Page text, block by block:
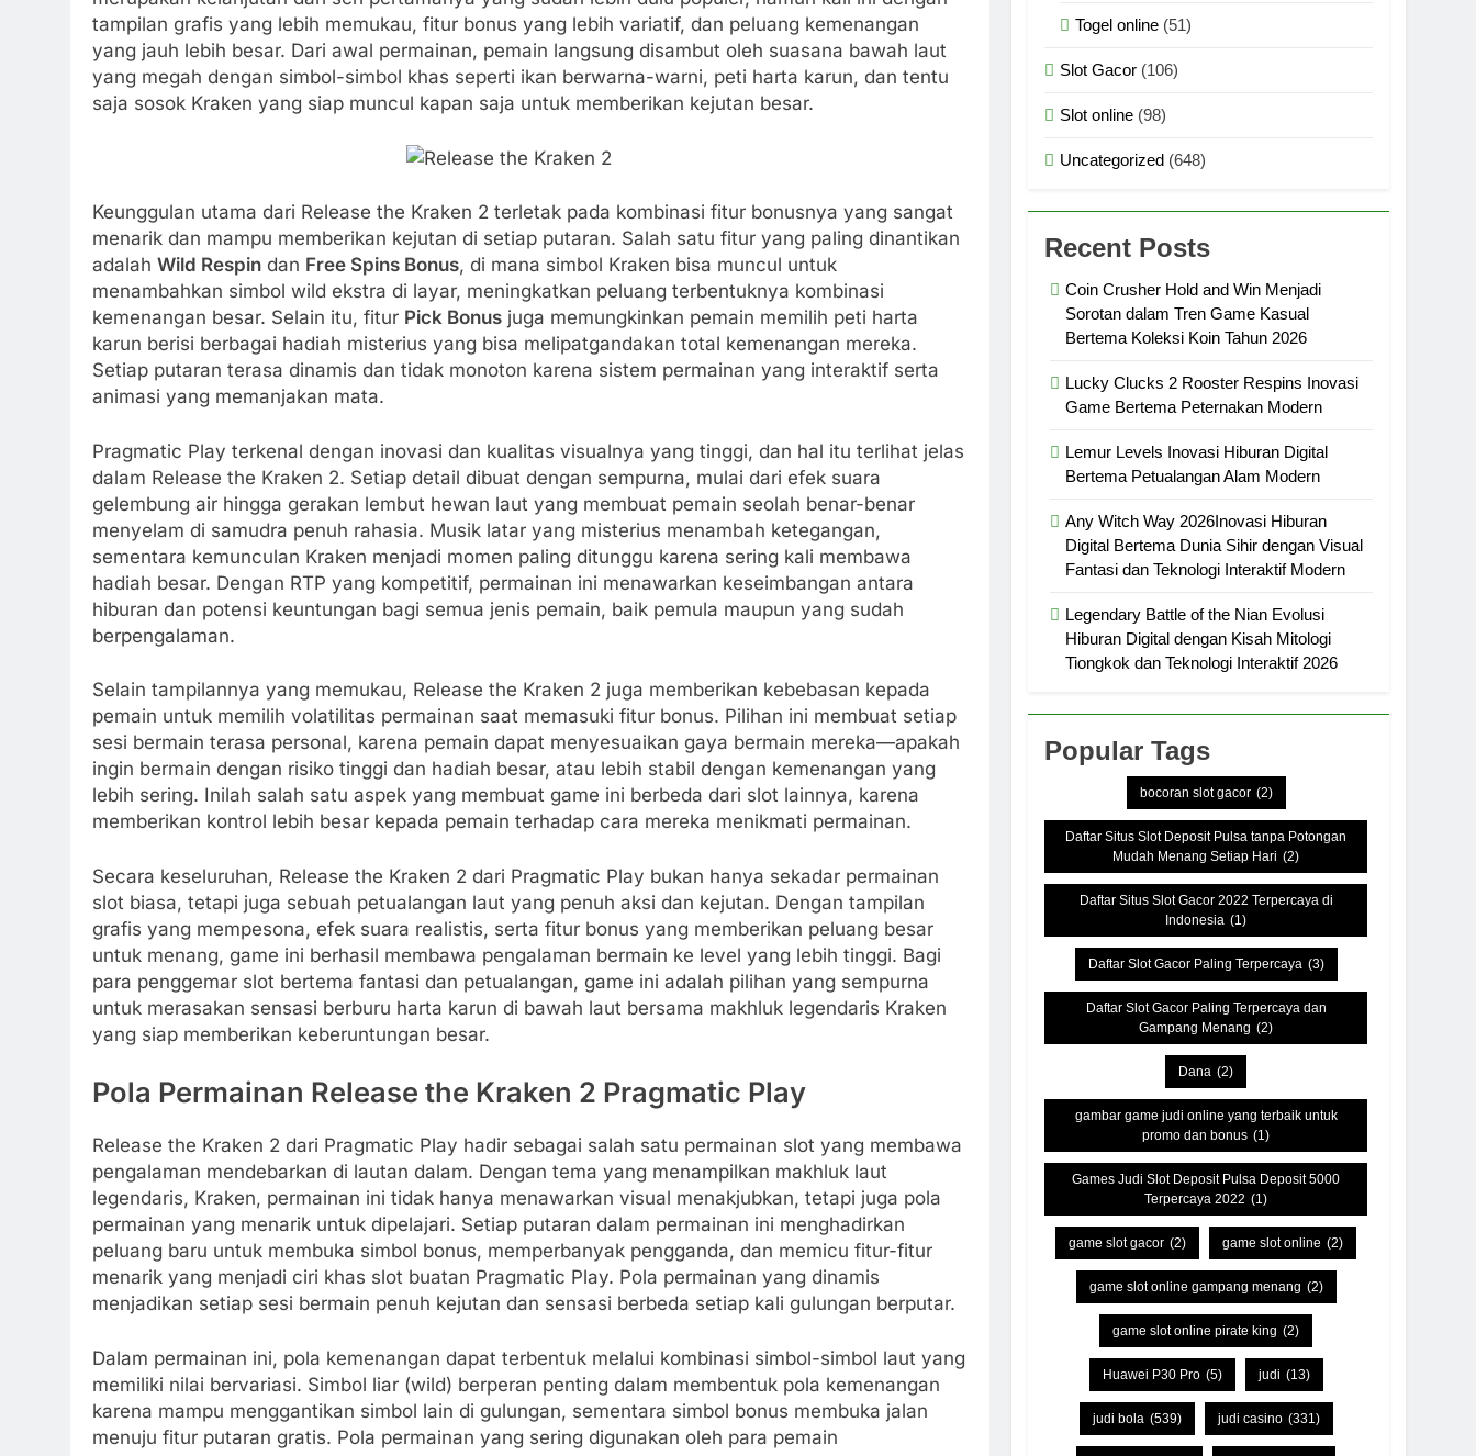
Four Divine Beasts
1 Year Ago
Coin Crusher Hold and Win Menjadi Sorotan dalam Tren Game Kasual Bertema Koleksi Koin Tahun 2026
3 Days Ago
3 Days Ago
2 Weeks Ago
Any Witch Way 2026Inovasi Hiburan Digital Bertema Dunia Sihir dengan Visual Fantasi dan Teknologi Interaktif
Modern
2 Weeks Ago
Legendary Battle of the Nian Evolusi Hiburan Digital dengan Kisah Mitologi Tiongkok dan Teknologi Interaktif 2026
2 Weeks Ago
Los Muertos Locos Menjadi Inspirasi Baru dalam Tren Hiburan Digital Tahun 2026
2 Weeks Ago
Glow Dig Menjadi Tren Baru dalam Hiburan Digital Modern Tahun 2026
2 Weeks Ago
Aztec Shamans Megaways Menjadi Hiburan Digital Modern
2 Weeks Ago
6 Tokens of Gold Mystery Joker Hadir dengan Konsep Petualangan yang Penuh Misteri
2 Weeks Ago
tampilan grafis yang lebih memukau, fitur bonus yang lebih variatif, dan peluang kemenangan
yang jauh lebih besar. Dari awal permainan, pemain langsung disambut oleh suasana bawah laut
yang megah dengan simbol-simbol khas seperti ikan berwarna-warni, peti harta karun, dan tentu
saja sosok Kraken yang siap muncul kapan saja untuk memberikan kejutan besar.
Keunggulan utama dari Release the Kraken 2 terletak pada kombinasi fitur bonusnya yang sangat
menarik dan mampu memberikan kejutan di setiap putaran. Salah satu fitur yang paling dinantikan
adalah Wild Respin dan Free Spins Bonus, di mana simbol Kraken bisa muncul untuk
menambahkan simbol wild ekstra di layar, meningkatkan peluang terbentuknya kombinasi
kemenangan besar. Selain itu, fitur Pick Bonus juga memungkinkan pemain memilih peti harta
karun berisi berbagai hadiah misterius yang bisa melipatgandakan total kemenangan mereka.
Setiap putaran terasa dinamis dan tidak monoton karena sistem permainan yang interaktif serta
animasi yang memanjakan mata.
Pragmatic Play terkenal dengan inovasi dan kualitas visualnya yang tinggi, dan hal itu terlihat jelas
dalam Release the Kraken 2. Setiap detail dibuat dengan sempurna, mulai dari efek suara
gelembung air hingga gerakan lembut hewan laut yang membuat pemain seolah benar-benar
menyelam di samudra penuh rahasia. Musik latar yang misterius menambah ketegangan,
sementara kemunculan Kraken menjadi momen paling ditunggu karena sering kali membawa
hadiah besar. Dengan RTP yang kompetitif, permainan ini menawarkan keseimbangan antara
hiburan dan potensi keuntungan bagi semua jenis pemain, baik pemula maupun yang sudah
berpengalaman.
Selain tampilannya yang memukau, Release the Kraken 2 juga memberikan kebebasan kepada
pemain untuk memilih volatilitas permainan saat memasuki fitur bonus. Pilihan ini membuat setiap
sesi bermain terasa personal, karena pemain dapat menyesuaikan gaya bermain mereka—apakah
ingin bermain dengan risiko tinggi dan hadiah besar, atau lebih stabil dengan kemenangan yang
lebih sering. Inilah salah satu aspek yang membuat game ini berbeda dari slot lainnya, karena
memberikan kontrol lebih besar kepada pemain terhadap cara mereka menikmati permainan.
Secara keseluruhan, Release the Kraken 2 dari Pragmatic Play bukan hanya sekadar permainan
slot biasa, tetapi juga sebuah petualangan laut yang penuh aksi dan kejutan. Dengan tampilan
grafis yang mempesona, efek suara realistis, serta fitur bonus yang memberikan peluang besar
untuk menang, game ini berhasil membawa pengalaman bermain ke level yang lebih tinggi. Bagi
para penggemar slot bertema fantasi dan petualangan, game ini adalah pilihan yang sempurna
untuk merasakan sensasi berburu harta karun di bawah laut bersama makhluk legendaris Kraken
yang siap memberikan keberuntungan besar.
Pola Permainan Release the Kraken 2 Pragmatic Play
Release the Kraken 2 dari Pragmatic Play hadir sebagai salah satu permainan slot yang membawa
pengalaman mendebarkan di lautan dalam. Dengan tema yang menampilkan makhluk laut
legendaris, Kraken, permainan ini tidak hanya menawarkan visual menakjubkan, tetapi juga pola
permainan yang menarik untuk dipelajari. Setiap putaran dalam permainan ini menghadirkan
peluang baru untuk membuka simbol bonus, memperbanyak pengganda, dan memicu fitur-fitur
menarik yang menjadi ciri khas slot buatan Pragmatic Play. Pola permainan yang dinamis
menjadikan setiap sesi bermain penuh kejutan dan sensasi berbeda setiap kali gulungan berputar.
Dalam permainan ini, pola kemenangan dapat terbentuk melalui kombinasi simbol-simbol laut yang
memiliki nilai bervariasi. Simbol liar (wild) berperan penting dalam membentuk pola kemenangan
karena mampu menggantikan simbol lain di gulungan, sementara simbol bonus membuka jalan
menuju fitur putaran gratis. Pola permainan yang sering digunakan oleh para pemain
Togel online (51)
Slot Gacor (106)
Slot online (98)
Uncategorized (648)
Recent Posts
Coin Crusher Hold and Win Menjadi
Sorotan dalam Tren Game Kasual
Bertema Koleksi Koin Tahun 2026
Lucky Clucks 2 Rooster Respins Inovasi
Game Bertema Peternakan Modern
Lemur Levels Inovasi Hiburan Digital
Bertema Petualangan Alam Modern
Any Witch Way 2026Inovasi Hiburan
Digital Bertema Dunia Sihir dengan Visual
Fantasi dan Teknologi Interaktif Modern
Legendary Battle of the Nian Evolusi
Hiburan Digital dengan Kisah Mitologi
Tiongkok dan Teknologi Interaktif 2026
Popular Tags
bocoran slot gacor (2)
Daftar Situs Slot Deposit Pulsa tanpa Potongan
Mudah Menang Setiap Hari (2)
Daftar Situs Slot Gacor 2022 Terpercaya di
Indonesia (1)
Daftar Slot Gacor Paling Terpercaya (3)
Daftar Slot Gacor Paling Terpercaya dan
Gampang Menang (2)
Dana (2)
gambar game judi online yang terbaik untuk
promo dan bonus (1)
Games Judi Slot Deposit Pulsa Deposit 5000
Terpercaya 2022 (1)
game slot gacor (2) game slot online (2)
game slot online gampang menang (2)
game slot online pirate king (2)
Huawei P30 Pro (5) judi (13)
judi bola (539) judi casino (331)